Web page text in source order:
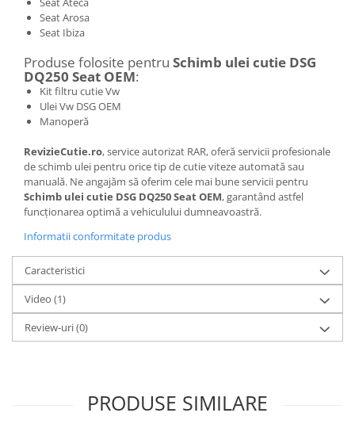
Seat Arosa
Seat Ibiza
Produse folosite pentru Schimb ulei cutie DSG
DQ250 Seat OEM:
Kit filtru cutie Vw
Ulei Vw DSG OEM
Manoperă
RevizieCutie.ro, service autorizat RAR, oferă servicii profesionale
de schimb ulei pentru orice tip de cutie viteze automată sau
manuală. Ne angajăm să oferim cele mai bune servicii pentru
Schimb ulei cutie DSG DQ250 Seat OEM, garantând astfel
funcționarea optimă a vehiculului dumneavoastră.
Informatii conformitate produs
Caracteristici
Video (1)
Review-uri(0)
PRODUSE SIMILARE